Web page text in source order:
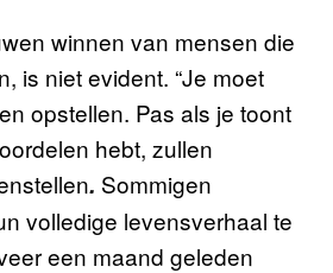
winnen van mensen die
is niet evident. “Je moet
opstellen. Pas als je toont
hebt, zullen
. Sommigen
volledige levensverhaal te
een maand geleden